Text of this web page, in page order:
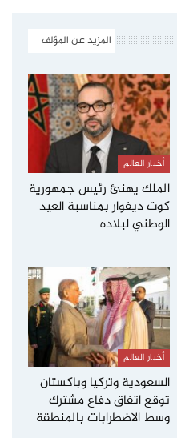
المزيد عن المؤلف
أخبار العالم
الملك يهنئ رئيس جمهورية
كوت ديفوار بمناسبة العيد
الوطني لبلاده
أخبار العالم
السعودية وتركيا وباكستان
توقع اتفاق دفاع مشترك
وسط الاضطرابات بالمنطقة